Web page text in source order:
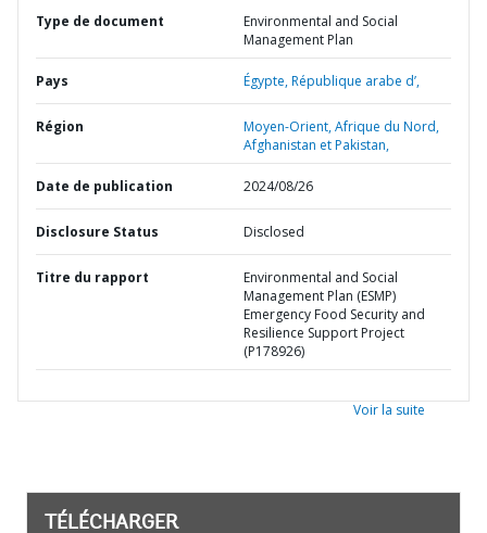
Type de document
Environmental and Social
Management Plan
Pays Égypte,République arabe d’,
Région
Moyen-Orient, Afrique du Nord,
Afghanistan et Pakistan,
Date de publication 2024/08/26
Disclosure Status Disclosed
Titre du rapport
Environmental and Social
Management Plan (ESMP)
Emergency Food Security and
Resilience Support Project
(P178926)
Voir la suite
TÉLÉCHARGER